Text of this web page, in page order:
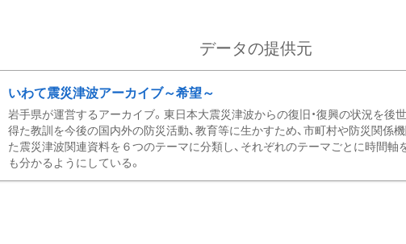
データの提供元
いわて震災津波アーカイブ～希望～
岩手県が運営するアーカイブ。東日本大震災津波からの復旧・復興の状況を後
得た教訓を今後の国内外の防災活動、教育等に生かすため、市町村や防災関係
た震災津波関連資料を６つのテーマに分類し、それぞれのテーマごとに時間
も分かるようにしている。